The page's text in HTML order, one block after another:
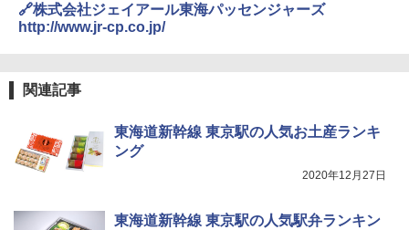
🔗株式会社ジェイアール東海パッセンジャーズ
http://www.jr-cp.co.jp/
関連記事
東海道新幹線 東京駅の人気お土産ランキ
ング
2020年12月27日
東海道新幹線 東京駅の人気駅弁ランキン